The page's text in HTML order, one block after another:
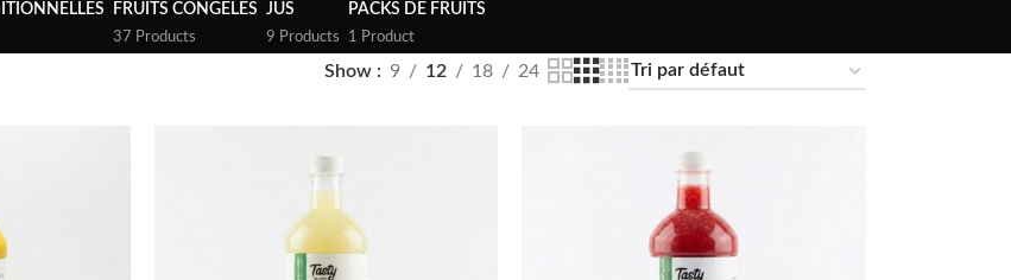
FRUITS CONGELÉS
37 Products
JUS
9 Products
PACKS DE FRUITS
1 Product
Show 9 12 18 24